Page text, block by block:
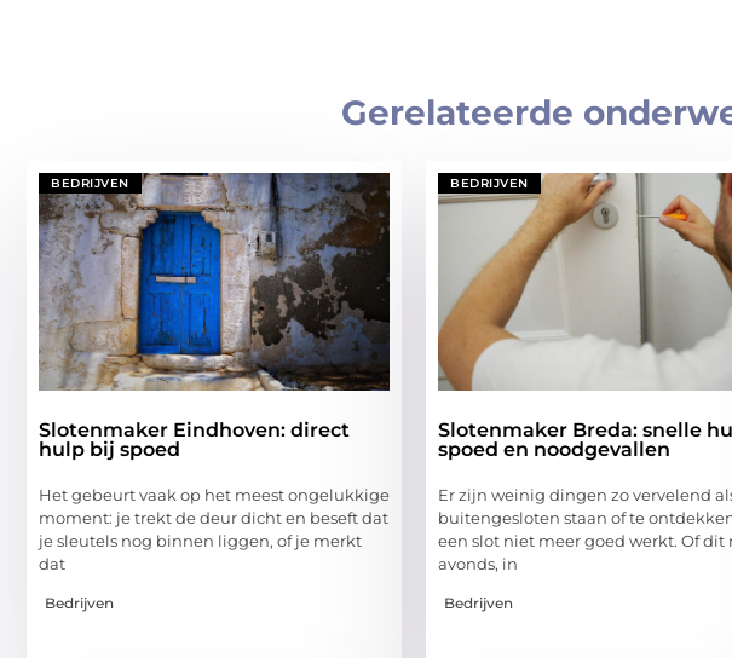
Gerelateerde
BEDRIJVEN
Slotenmaker Eindhoven: direct
hulp bij spoed
Het gebeurt vaak op het meest ongelukkige
moment: je trekt de deur dicht en beseft dat
je sleutels nog binnen liggen, of je merkt
dat
Bedrijven
BEDRIJVEN
Slotenmaker Breda: snelle
spoed en noodgevallen
Er zijn weinig dingen zo vervelend
buitengesloten staan of te
een slot niet meer goed werkt. Of dit
avonds, in
Bedrijven